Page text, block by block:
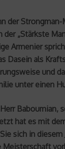
der
der „Stärkste
Armenier
Dasein als
und
unter einen
Baboumian,
hat es mit
sich in diesem
Meisterschaft